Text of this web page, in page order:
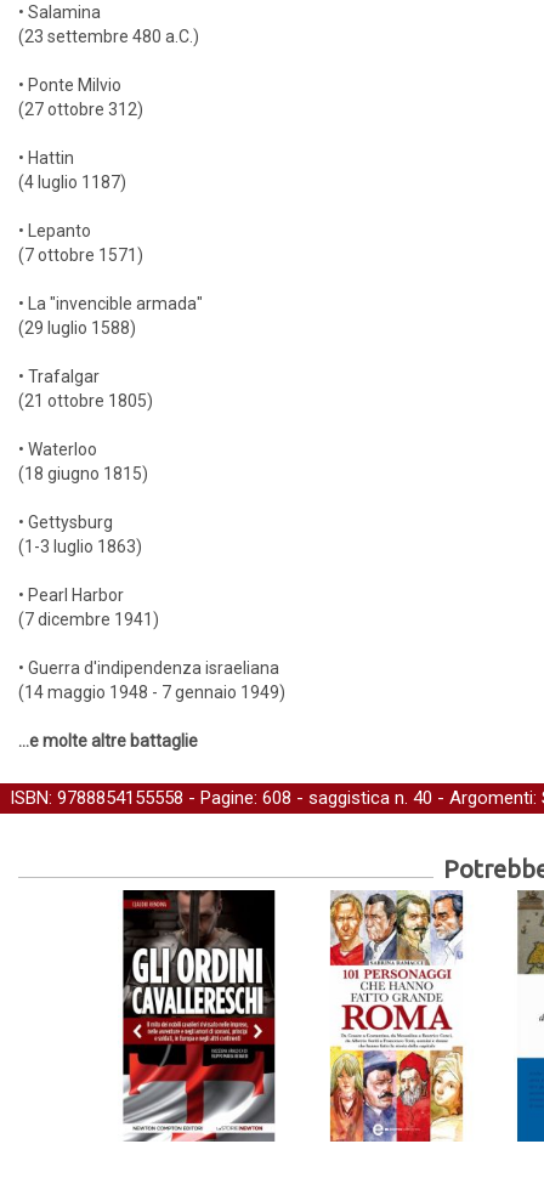
• Salamina
(23 settembre 480 a.C.)
• Ponte Milvio
(27 ottobre 312)
• Hattin
(4 luglio 1187)
• Lepanto
(7 ottobre 1571)
• La "invencible armada"
(29 luglio 1588)
• Trafalgar
(21 ottobre 1805)
• Waterloo
(18 giugno 1815)
• Gettysburg
(1-3 luglio 1863)
• Pearl Harbor
(7 dicembre 1941)
• Guerra d'indipendenza israeliana
(14 maggio 1948 - 7 gennaio 1949)
…e molte altre battaglie
ISBN: 9788854155558 - Pagine: 608 - saggistica n. 40 - Argomenti: